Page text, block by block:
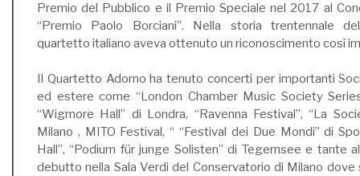
Premio del Pubblico e il Premio Speciale nel 2017 al
“Premio Paolo Borciani”. Nella storia trentennale
quartetto italiano aveva ottenuto un riconoscimento così
Il Quartetto Adorno ha tenuto concerti per importanti
ed estere come “London Chamber Music Society
“Wigmore Hall” di Londra, “Ravenna Festival”, “La
Milano , MITO Festival, “ “Festival dei Due Mondi” di
Hall”, “Podium für junge Solisten” di Tegernsee e tante
debutto nella Sala Verdi del Conservatorio di Milano dove